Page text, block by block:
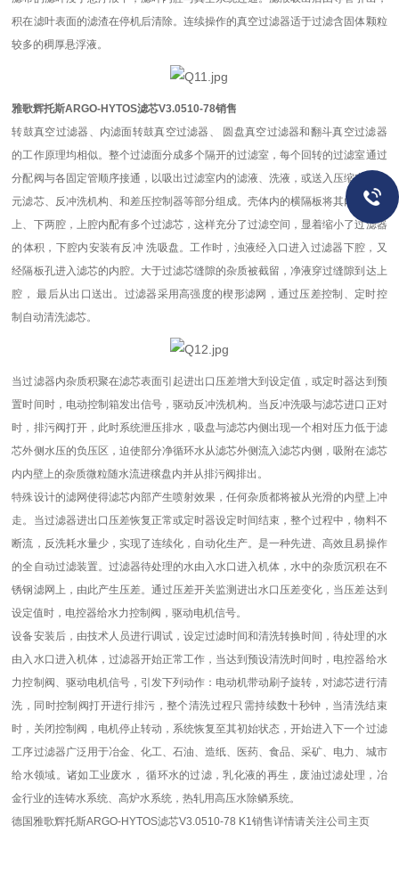
积在滤叶表面的滤渣在停机后清除。连续操作的真空过滤器适于过滤含固体颗粒
较多的稠厚悬浮液。
雅歌辉托斯ARGO-HYTOS滤芯V3.0510-78销售
转鼓真空过滤器、内滤面转鼓真空过滤器、 圆盘真空过滤器和翻斗真空过滤器
的工作原理均相似。整个过滤面分成多个隔开的过滤室，每个回转的过滤室通过
分配阀与各固定管顺序接通，以吸出过滤室内的滤液、洗液，或送入压缩空气多
元滤芯、反冲洗机构、和差压控制器等部分组成。壳体内的横隔板将其内腔分为
上、下两腔，上腔内配有多个过滤芯，这样充分了过滤空间，显着缩小了过滤器
的体积，下腔内安装有反冲 洗吸盘。工作时，浊液经入口进入过滤器下腔，又
经隔板孔进入滤芯的内腔。大于过滤芯缝隙的杂质被截留，净液穿过缝隙到达上
腔， 最后从出口送出。过滤器采用高强度的楔形滤网，通过压差控制、定时控
制自动清洗滤芯。
当过滤器内杂质积聚在滤芯表面引起进出口压差增大到设定值，或定时器达到预
置时间时，电动控制箱发出信号，驱动反冲洗机构。当反冲洗吸与滤芯进口正对
时，排污阀打开，此时系统泄压排水，吸盘与滤芯内侧出现一个相对压力低于滤
芯外侧水压的负压区，迫使部分净循环水从滤芯外侧流入滤芯内侧，吸附在滤芯
内内壁上的杂质微粒随水流进穣盘内并从排污阀排出。
特殊设计的滤网使得滤芯内部产生喷射效果，任何杂质都将被从光滑的内壁上冲
走。当过滤器进出口压差恢复正常或定时器设定时间结束，整个过程中，物料不
断流，反洗耗水量少，实现了连续化，自动化生产。是一种先进、高效且易操作
的全自动过滤装置。过滤器待处理的水由入水口进入机体，水中的杂质沉积在不
锈钢滤网上，由此产生压差。通过压差开关监测进出水口压差变化，当压差达到
设定值时，电控器给水力控制阀，驱动电机信号。
设备安装后，由技术人员进行调试，设定过滤时间和清洗转换时间，待处理的水
由入水口进入机体，过滤器开始正常工作，当达到预设清洗时间时，电控器给水
力控制阀、驱动电机信号，引发下列动作：电动机带动刷子旋转，对滤芯进行清
洗，同时控制阀打开进行排污，整个清洗过程只需持续数十秒钟，当清洗结束
时，关闭控制阀，电机停止转动，系统恢复至其初始状态，开始进入下一个过滤
工序过滤器广泛用于冶金、化工、石油、造纸、医药、食品、采矿、电力、城市
给水领域。诸如工业废水， 循环水的过滤，乳化液的再生，废油过滤处理，冶
金行业的连铸水系统、高炉水系统，热轧用高压水除鳞系统。
德国雅歌辉托斯ARGO-HYTOS滤芯V3.0510-78 K1销售详情请关注公司主页